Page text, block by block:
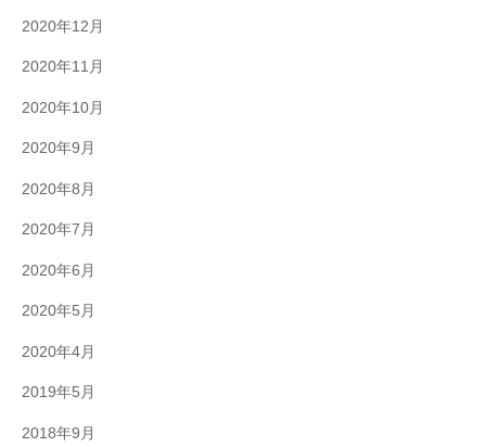
2020年12月
2020年11月
2020年10月
2020年9月
2020年8月
2020年7月
2020年6月
2020年5月
2020年4月
2019年5月
2018年9月